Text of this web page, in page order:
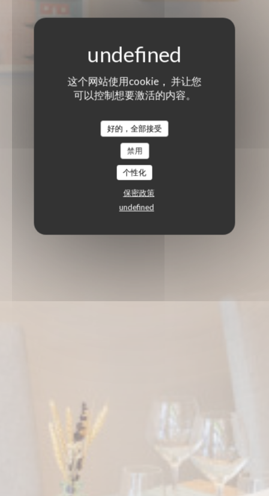
这个网站使用cookie， 并让您
可以控制想要激活的内容。
好的，全部接受
禁用
个性化
保密政策
undefined